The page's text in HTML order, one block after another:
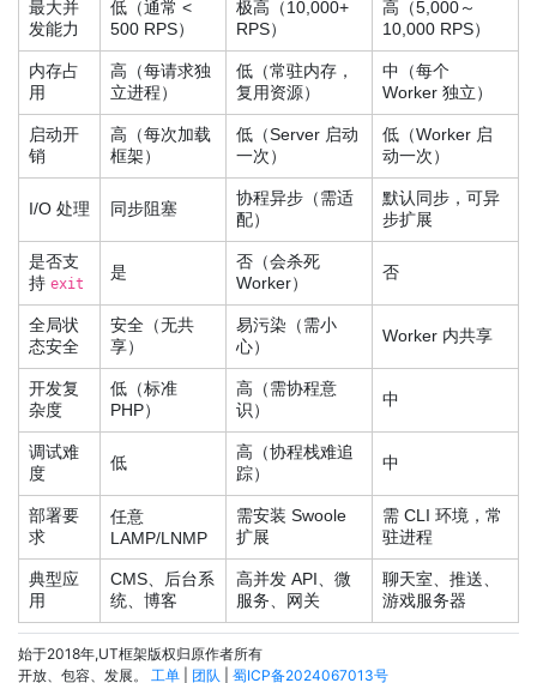
最大并
发能力
低（通常 <
500 RPS）
极高（10,000+
RPS）
高（5,000～
10,000 RPS）
内存占
用
高（每请求独
立进程）
低（常驻内存，
复用资源）
中（每个
Worker 独立）
启动开
销
高（每次加载
框架）
低（Server 启动
一次）
低（Worker 启
动一次）
I/O 处理 同步阻塞
协程异步（需适
配）
默认同步，可异
步扩展
是否支
持 exit
是
否（会杀死
Worker）
否
全局状
态安全
安全（无共
享）
易污染（需小
心）
Worker 内共享
开发复
杂度
低（标准
PHP）
高（需协程意
识）
中
调试难
度
低
高（协程栈难追
踪）
中
部署要
求
任意
LAMP/LNMP
需安装 Swoole
扩展
需 CLI 环境，常
驻进程
典型应
用
CMS、后台系
统、博客
高并发 API、微
服务、网关
聊天室、推送、
游戏服务器
始于2018年,UT框架版权归原作者所有
开放、包容、发展。 工单 团队 蜀ICP备2024067013号